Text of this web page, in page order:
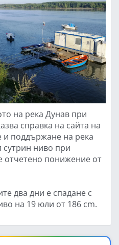
на река Дунав при
справка на сайта на
и поддържане на река
сутрин ниво при
отчетено понижение от
два дни е спадане с
на 19 юли от 186 cm.